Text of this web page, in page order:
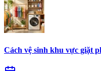
Cách vệ sinh khu vực giặt